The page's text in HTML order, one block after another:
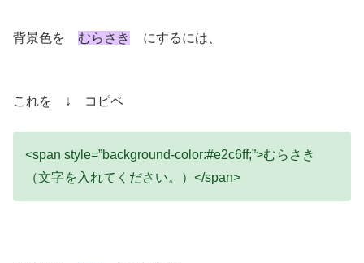
背景色を むらさき にするには、
これを ↓ コピペ
<span style=”background-color:#e2c6ff;”>むらさき
（文字を入れてください。）</span>